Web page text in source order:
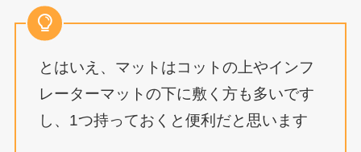
とはいえ、マットはコットの上やインフ
レーターマットの下に敷く方も多いです
し、1つ持っておくと便利だと思います